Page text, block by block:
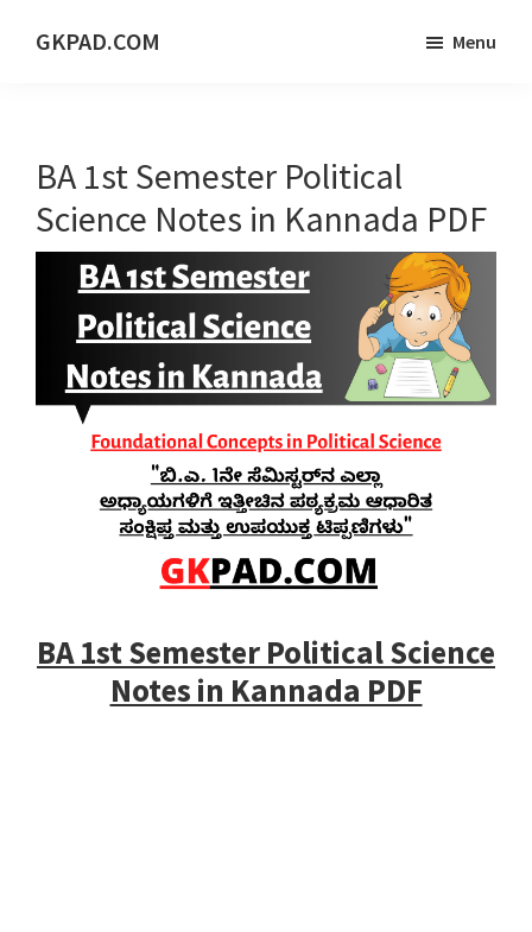
GKPAD.COM
PORTAL
Menu
BA 1st Semester Political
Science Notes in Kannada PDF
BA 1st Semester Political Science
Notes in Kannada PDF